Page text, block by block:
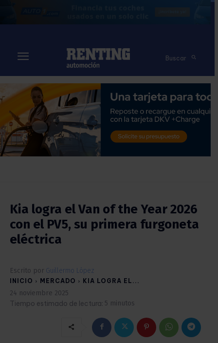
Buscar
Kia logra el Van of the Year 2026
con el PV5, su primera furgoneta
eléctrica
Escrito por Guillermo López
INICIO MERCADO KIA LOGRA EL...
24 noviembre 2025
Tiempo estimado de lectura: 5 minutos